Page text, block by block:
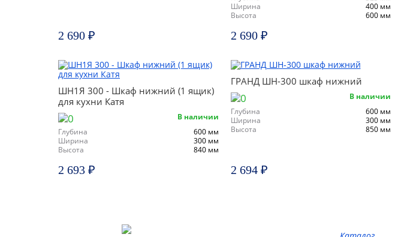
2 690 ₽
Ширина
400 мм
Высота
600 мм
2 690 ₽
ШН1Я 300 - Шкаф нижний (1 ящик)
для кухни Катя
В наличии
Глубина
600 мм
Ширина
300 мм
Высота
840 мм
2 693 ₽
ГРАНД ШН-300 шкаф нижний
В наличии
Глубина
600 мм
Ширина
300 мм
Высота
850 мм
2 694 ₽